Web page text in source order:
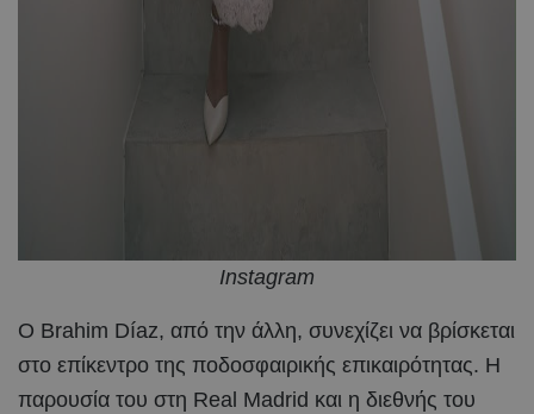
Instagram
Ο Brahim Díaz, από την άλλη, συνεχίζει να βρίσκεται
στο επίκεντρο της ποδοσφαιρικής επικαιρότητας. Η
παρουσία του στη Real Madrid και η διεθνής του